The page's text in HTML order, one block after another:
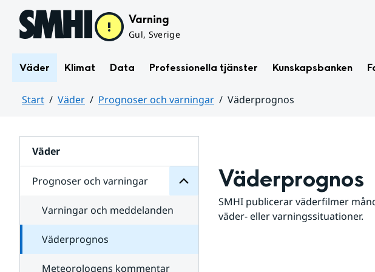
Hoppa till sidans innehåll Varning
Gul, Sverige
Väder Klimat Data Professionella tjänster Kunskapsbanken
Start Väder Prognoser och varningar
Väderprognos
Väder
Prognoser och varningar
för
varningar
Varningar och meddelanden
Väderprognos
Meteorologens kommentar
Väderprognos
SMHI publicerar väderfilmer
väder- eller varningssituationer.